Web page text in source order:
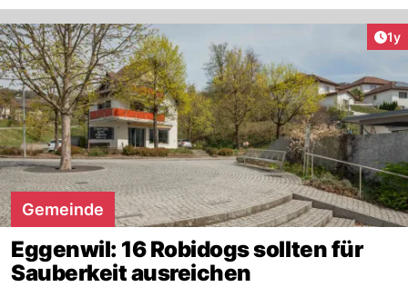
1y
Gemeinde
Eggenwil: 16 Robidogs sollten für
Sauberkeit ausreichen